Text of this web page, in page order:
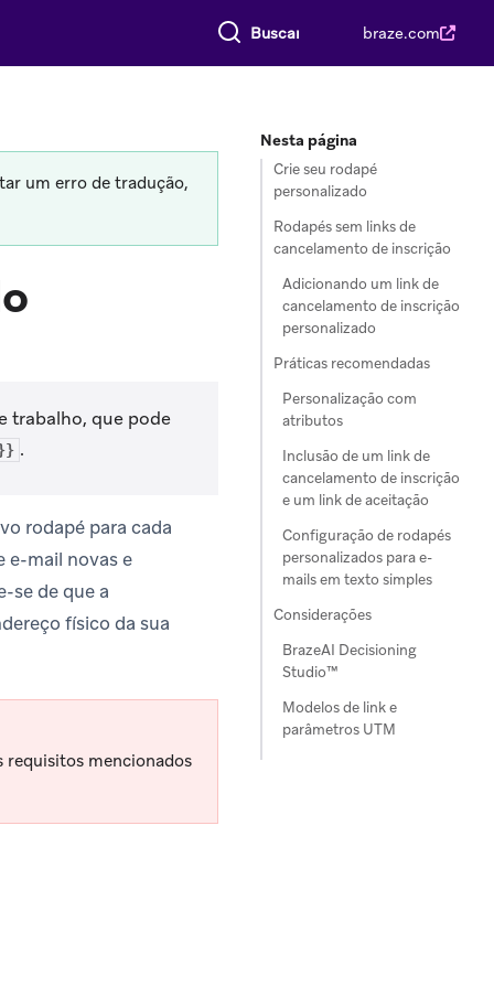
Buscar tudo braze.com
um erro de tradução,
trabalho, que pode
.
rodapé para cada
e-mail novas e
se de que a
físico da sua
requisitos mencionados
Nesta página
Crie seu rodapé
personalizado
Rodapés sem links de
cancelamento de inscrição
Adicionando um link de
cancelamento de inscrição
personalizado
Práticas recomendadas
Personalização com
atributos
Inclusão de um link de
cancelamento de inscrição
e um link de aceitação
Configuração de rodapés
personalizados para e-
mails em texto simples
Considerações
BrazeAI Decisioning
Studio™
Modelos de link e
parâmetros UTM